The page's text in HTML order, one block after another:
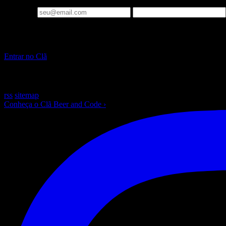
Entrar no Clã
rss sitemap
Conheça o Clã Beer and Code ›